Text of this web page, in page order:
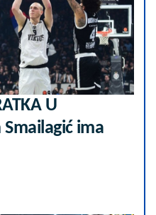
U
Smailagić ima